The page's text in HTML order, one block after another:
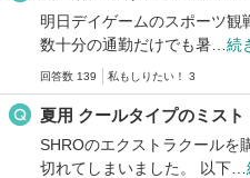
明日デイゲームのスポーツ
数十分の通勤だけでも暑… 続
回答数 139 私もしりたい！ 3
夏用 クールタイプのミスト
SHROのエクストラクールを
切れてしまいました。 以下…